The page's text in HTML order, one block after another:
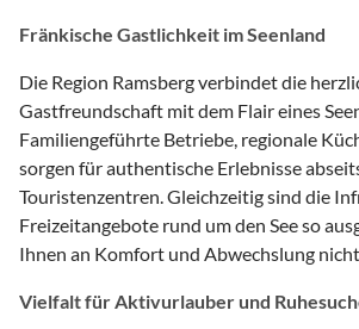
Fränkische Gastlichkeit im Seenland
Die Region Ramsberg verbindet die
Gastfreundschaft mit dem Flair eines
Familiengeführte Betriebe, regionale
sorgen für authentische Erlebnisse
Touristenzentren. Gleichzeitig sind die
Freizeitangebote rund um den See so
Ihnen an Komfort und Abwechslung
Vielfalt für Aktivurlauber und